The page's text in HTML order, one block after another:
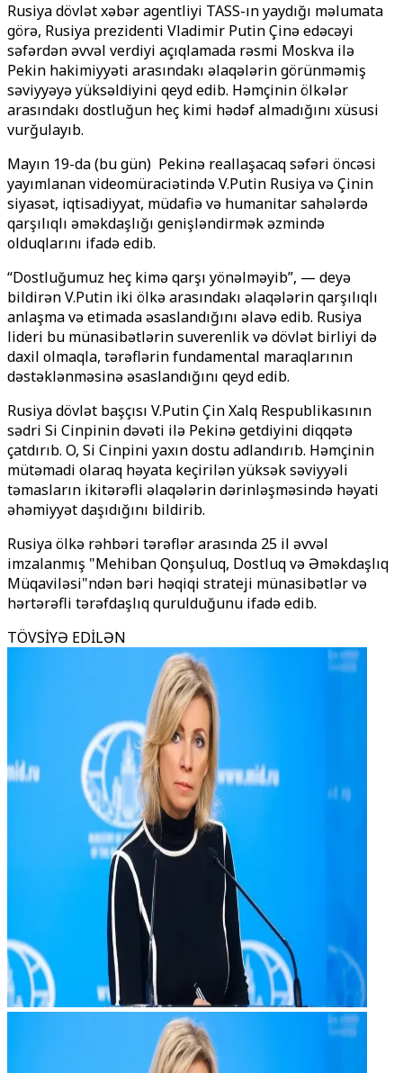
Rusiya dövlət xəbər agentliyi TASS-ın yaydığı məlumata
görə, Rusiya prezidenti Vladimir Putin Çinə edəcəyi
səfərdən əvvəl verdiyi açıqlamada rəsmi Moskva ilə
Pekin hakimiyyəti arasındakı əlaqələrin görünməmiş
səviyyəyə yüksəldiyini qeyd edib. Həmçinin ölkələr
arasındakı dostluğun heç kimi hədəf almadığını xüsusi
vurğulayıb.
Mayın 19-da (bu gün) Pekinə reallaşacaq səfəri öncəsi
yayımlanan videomüraciətində V.Putin Rusiya və Çinin
siyasət, iqtisadiyyat, müdafiə və humanitar sahələrdə
qarşılıqlı əməkdaşlığı genişləndirmək əzmində
olduqlarını ifadə edib.
“Dostluğumuz heç kimə qarşı yönəlməyib”, — deyə
bildirən V.Putin iki ölkə arasındakı əlaqələrin qarşılıqlı
anlaşma və etimada əsaslandığını əlavə edib. Rusiya
lideri bu münasibətlərin suverenlik və dövlət birliyi də
daxil olmaqla, tərəflərin fundamental maraqlarının
dəstəklənməsinə əsaslandığını qeyd edib.
Rusiya dövlət başçısı V.Putin Çin Xalq Respublikasının
sədri Si Cinpinin dəvəti ilə Pekinə getdiyini diqqətə
çatdırıb. O, Si Cinpini yaxın dostu adlandırıb. Həmçinin
mütəmadi olaraq həyata keçirilən yüksək səviyyəli
təmasların ikitərəfli əlaqələrin dərinləşməsində həyati
əhəmiyyət daşıdığını bildirib.
Rusiya ölkə rəhbəri tərəflər arasında 25 il əvvəl
imzalanmış "Mehiban Qonşuluq, Dostluq və Əməkdaşlıq
Müqaviləsi"ndən bəri həqiqi strateji münasibətlər və
hərtərəfli tərəfdaşlıq qurulduğunu ifadə edib.
TÖVSİYƏ EDİLƏN